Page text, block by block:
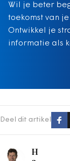
Wil je beter
toekomst van
Ontwikkel je
informatie als
Deel dit artikel
H